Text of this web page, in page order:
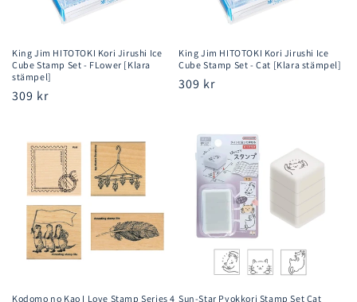
King Jim HITOTOKI Kori Jirushi Ice
Cube Stamp Set - FLower [Klara
stämpel]
Ordinarie
309 kr
King Jim HITOTOKI Kori Jirushi Ice
Cube Stamp Set - Cat [Klara stämpel]
Ordinarie
309 kr
Kodomo no Kao I Love Stamp Series 4 Sun-Star Pyokkori Stamp Set Cat